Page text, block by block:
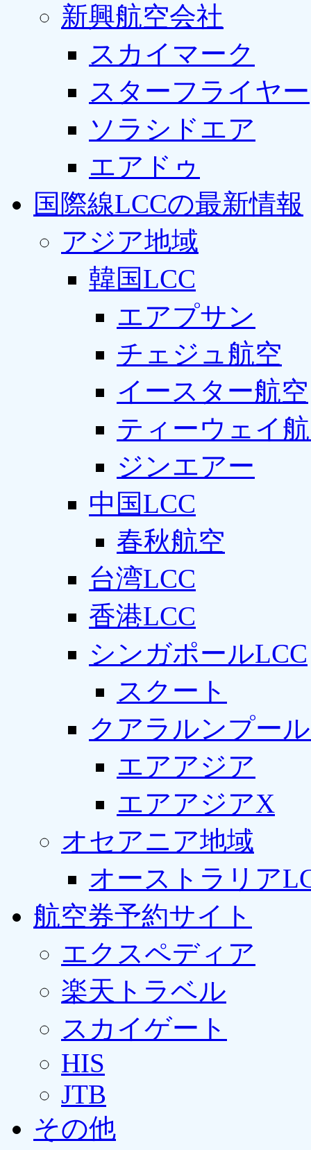
新興航空会社
スカイマーク
スターフライヤー
ソラシドエア
エアドゥ
国際線LCCの最新情報
アジア地域
韓国LCC
エアプサン
チェジュ航空
イースター航空
ティーウェイ
ジンエアー
中国LCC
春秋航空
台湾LCC
香港LCC
シンガポールLCC
スクート
クアラルンプー
エアアジア
エアアジアX
オセアニア地域
オーストラリア
航空券予約サイト
エクスペディア
楽天トラベル
スカイゲート
HIS
JTB
その他